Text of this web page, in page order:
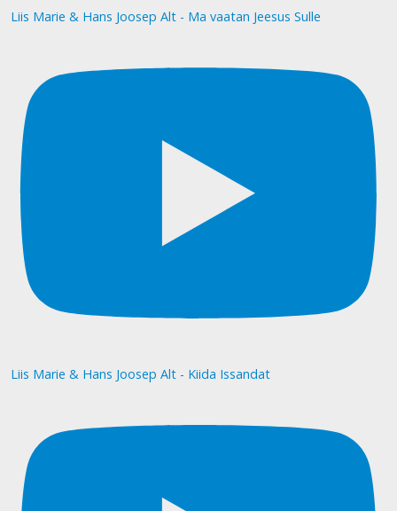
Liis Marie & Hans Joosep Alt - Ma vaatan Jeesus Sulle
Liis Marie & Hans Joosep Alt - Kiida Issandat